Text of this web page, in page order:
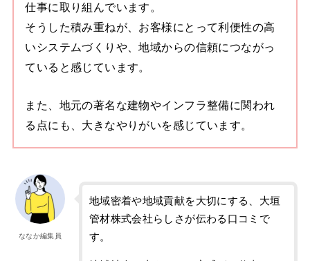
仕事に取り組んでいます。
そうした積み重ねが、お客様にとって利便性の高
いシステムづくりや、地域からの信頼につながっ
ていると感じています。
また、地元の著名な建物やインフラ整備に関われ
る点にも、大きなやりがいを感じています。
ななか編集員
地域密着や地域貢献を大切にする、大垣
管材株式会社らしさが伝わる口コミで
す。